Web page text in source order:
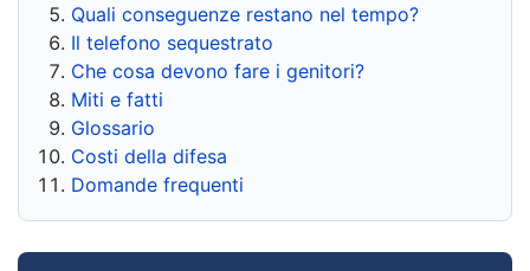
Quali conseguenze restano nel tempo?
Il telefono sequestrato
Che cosa devono fare i genitori?
Miti e fatti
Glossario
Costi della difesa
Domande frequenti